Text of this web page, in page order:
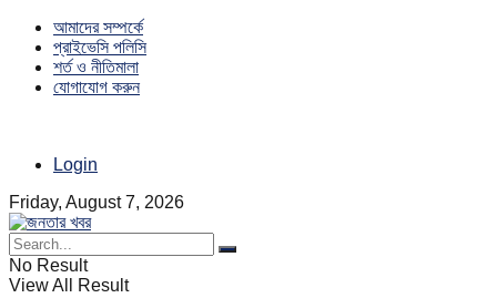
আমাদের সম্পর্কে
প্রাইভেসি পলিসি
শর্ত ও নীতিমালা
যোগাযোগ করুন
Login
Friday, August 7, 2026
No Result
View All Result